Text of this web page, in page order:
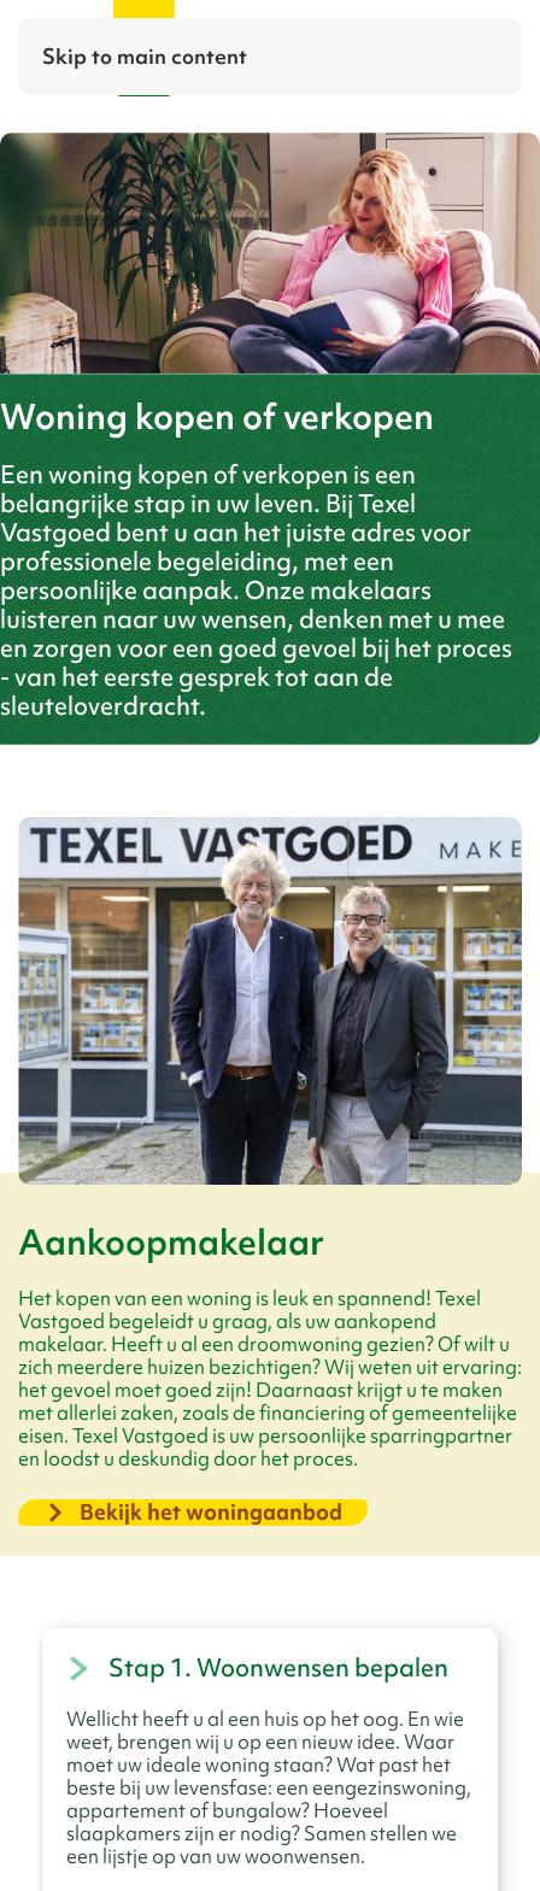
Skip to main content
Woning kopen of verkopen
Een woning kopen of verkopen is een
belangrijke stap in uw leven. Bij Texel
Vastgoed bent u aan het juiste adres voor
professionele begeleiding, met een
persoonlijke aanpak. Onze makelaars
luisteren naar uw wensen, denken met u mee
en zorgen voor een goed gevoel bij het proces
- van het eerste gesprek tot aan de
sleuteloverdracht.
Aankoopmakelaar
Het kopen van een woning is leuk en spannend! Texel
Vastgoed begeleidt u graag, als uw aankopend
makelaar. Heeft u al een droomwoning gezien? Of wilt u
zich meerdere huizen bezichtigen? Wij weten uit ervaring:
het gevoel moet goed zijn! Daarnaast krijgt u te maken
met allerlei zaken, zoals de financiering of gemeentelijke
eisen. Texel Vastgoed is uw persoonlijke sparringpartner
en loodst u deskundig door het proces.
Bekijk het woningaanbod
Stap 1. Woonwensen bepalen
Wellicht heeft u al een huis op het oog. En wie
weet, brengen wij u op een nieuw idee. Waar
moet uw ideale woning staan? Wat past het
beste bij uw levensfase: een eengezinswoning,
appartement of bungalow? Hoeveel
slaapkamers zijn er nodig? Samen stellen we
een lijstje op van uw woonwensen.